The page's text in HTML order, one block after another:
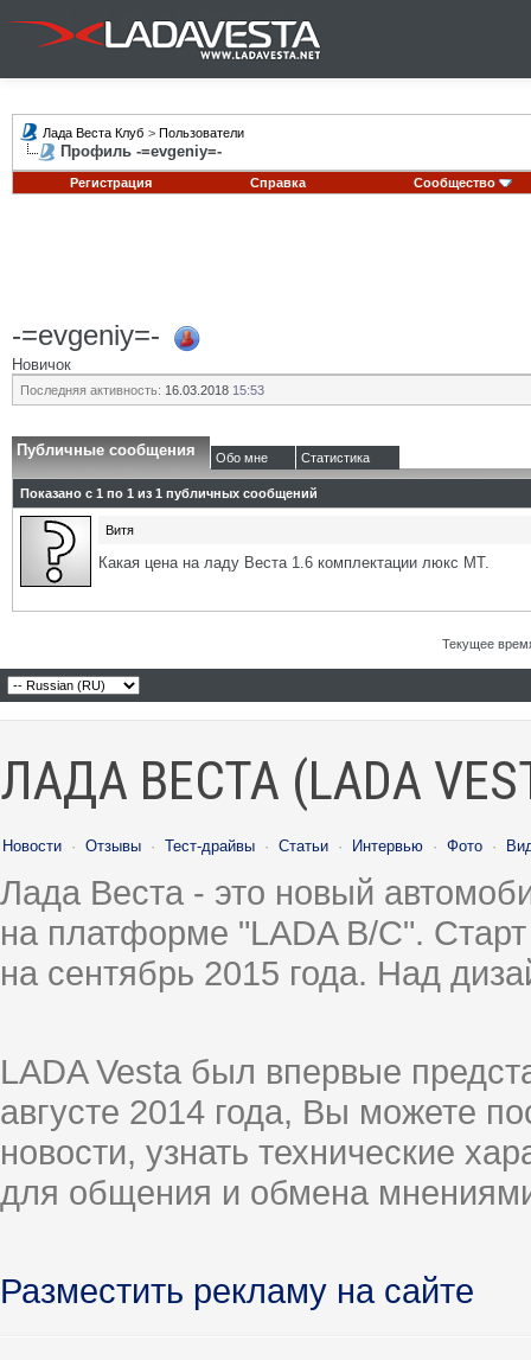
Лада Веста Клуб > Пользователи
Профиль -=evgeniy=-
Регистрация Справка Сообщество
-=evgeniy=-
Новичок
Последняя активность: 16.03.2018 15:53
Публичные сообщения Обо мне Статистика
Показано с 1 по 1 из 1 публичных сообщений
Витя
Какая цена на ладу Веста 1.6 комплектации люкс МТ.
Текущее
ЛАДА ВЕСТА (LADA
Новости · Отзывы · Тест-драйвы · Статьи · Интервью · Фото ·
Лада Веста - это новый
на платформе "LADA B/C".
на сентябрь 2015 года. Над
LADA Vesta был впервые
августе 2014 года, Вы можете
новости, узнать технические
для общения и обмена
Разместить рекламу на сайте